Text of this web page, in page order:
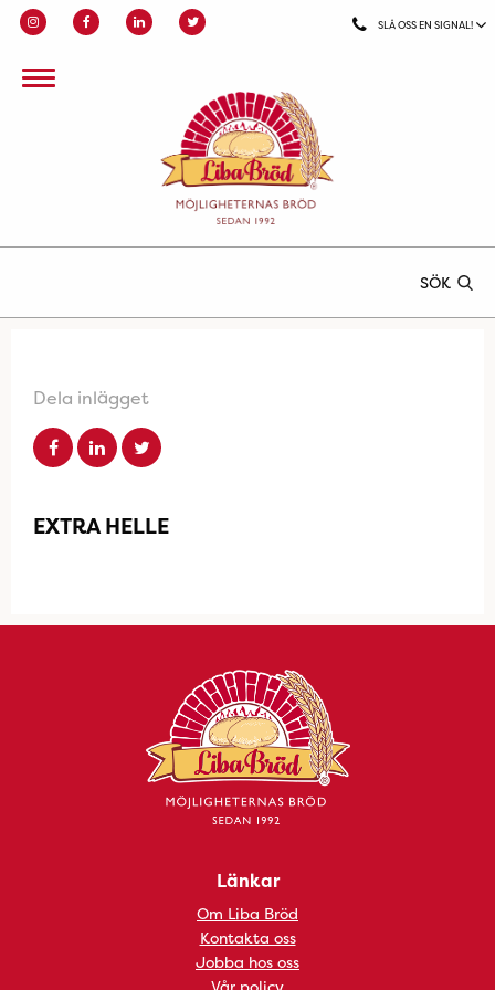
SLÅ OSS EN SIGNAL!
SÖK
Dela inlägget
EXTRA HELLE
Länkar
Om Liba Bröd
Kontakta oss
Jobba hos oss